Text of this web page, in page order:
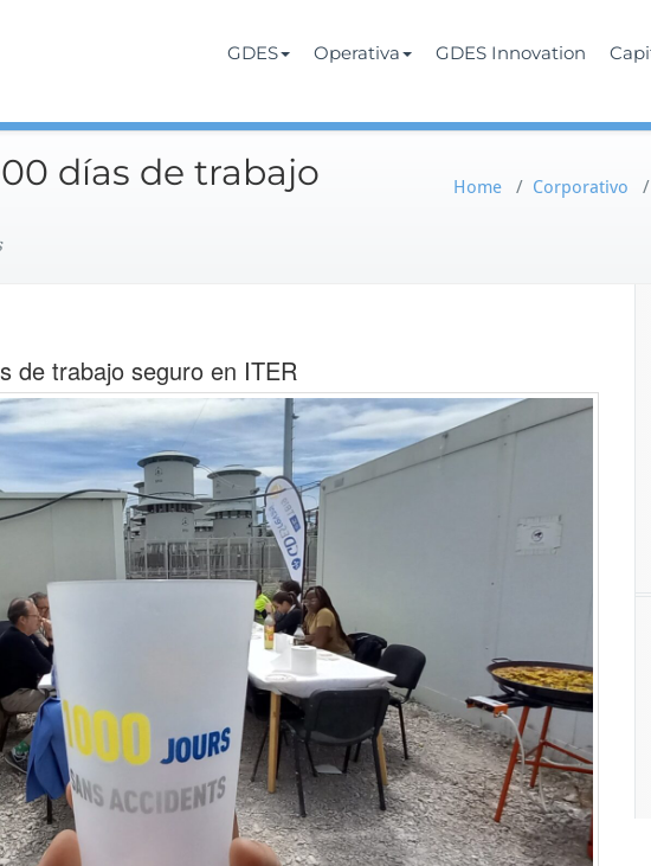
GDES Operativa GDES Innovation
días de trabajo
Home / Corporativo /
de trabajo seguro en ITER